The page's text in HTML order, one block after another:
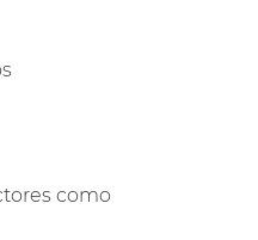
como